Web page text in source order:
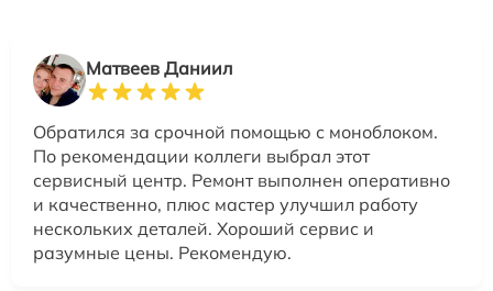
Матвеев Даниил
Обратился за срочной помощью с моноблоком.
По рекомендации коллеги выбрал этот
сервисный центр. Ремонт выполнен оперативно
и качественно, плюс мастер улучшил работу
нескольких деталей. Хороший сервис и
разумные цены. Рекомендую.